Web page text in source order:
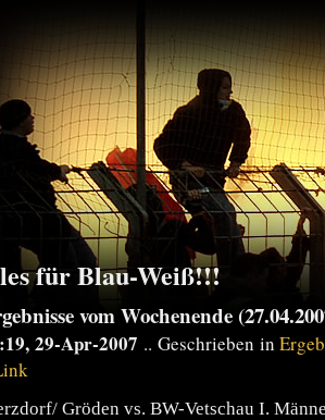
für Blau-Weiß!!!
vom Wochenende
29-Apr-2007 .. Geschrieben in
Gröden vs. BW-Vetschau I.